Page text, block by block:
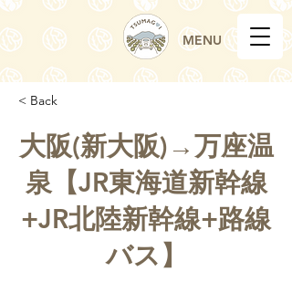
MENU
< Back
大阪(新大阪)→万座温
泉【JR東海道新幹線
+JR北陸新幹線+路線
バス】